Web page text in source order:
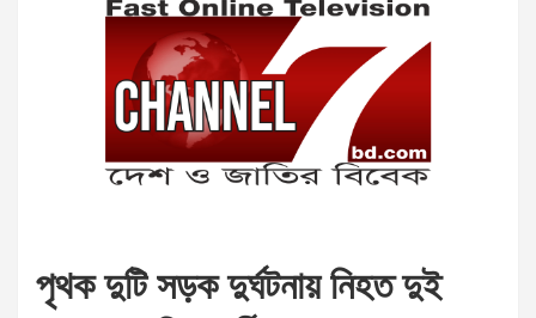
পৃথক দুটি সড়ক দুর্ঘটনায় নিহত দুই